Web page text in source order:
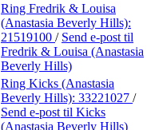
Ring Fredrik & Louisa
(Anastasia Beverly Hills):
21519100 / Send e-post til
Fredrik & Louisa (Anastasia
Beverly Hills)
Ring Kicks (Anastasia
Beverly Hills): 33221027 /
Send e-post til Kicks
(Anastasia Beverly Hills)